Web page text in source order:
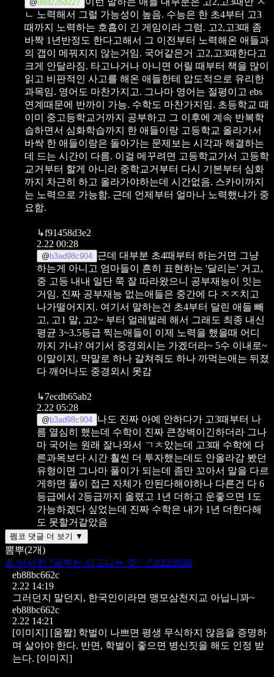
@d8d22bd227
ㄴ 노력해서 그럴 가능성이 높음. 수능은 한 초4부터 고3
때까지 노력하는 호흡이 긴 게임이라 그럼. 고2,고3때 좀
바짝 1년반정도 한다고해서 그 이전부터 노력해온 애들과
의 갭이 메꿔지지 않는거임. 국어같은거 고2,고3때한다고
크게 안달라짐. 타고나거나 아니면 어릴 때부터 책을 많이
읽고 비판적인 사고를 해온 애들한테 압도적으로 유리한
과목임. 영어도 마찬가지고. 그나마 영어는 절평이고 ebs
연계때문에 반까이 가능. 수학도 마찬가지임. 초등학교 때
이미 중고등학교거까지 공부하고 그 이후에 계속 반복학
습하면서 심화학습까지 한 애들이랑 고등학교 올라가서
바싹 한 애들이랑은 돌아가는 문제보는 시각과 해결하는
데 드는 시간이 다름. 이걸 메꾸려면 고등학교가서 고등학
교거부터 할게 아니라 중학교거부터 다시 기본부터 심화
까지 차근히 하고 올라가야하는데 시간없음. 스카이까지
는 노력으로 가능함. 근데 언제부터 얼마나 노력했냐가 중
요함.
↳f91458d3e2
2.22 00:28
@ b3ad98c904 근데 대부분 초4때부터 하는거면 그냥
하는게 아니고 엄마들이 흔히 표현하는 '달리는' 거고,
중 고등 내내 일단 쭉 잘 따라왔으니 공부재능이 잇는
거임. 진짜 공부재능 없는애들은 중간에 다 ㅈㅈ치고
나가떨어지지. 여기서 말하는건 초4부터 달린 애들 빼
고, 고1 말, 고2~ 부터 얼레벌레 해서 그래도 최종 내신
평균 3~3.5등급 찍는애들이 이제 노력을 했을때 어디
까지 가냐? 여기서 중경외시는 가겠더라~ 5수 이내로~
이말이지. 막말로 하나 갈쳐줘도 하나 까먹는애는 뒤졌
다 깨어나도 중경외시 못감
↳7ecdb65ab2
2.22 05:28
@ b3ad98c904 나도 진짜 아예 안하다가 고3때부터 나
름 열심히 했는데 수학이 진짜 큰장벽이긴하더라 그나
마 국어는 원래 잘나와서 ㄱㅊ았는데 고3때 수학에 다
른과목보다 시간 훨씬 더 투자했는데도 안올라감 봤던
유형이면 그나마 풀이가 되는데 좀만 꼬아서 말을 다르
게하면 풀이 접근 자체가 안된다해야하나 다른건 다 6
등급에서 2등급까지 올렸고 1년 더하고 운좋으면 1도
가능하겠다 싶었는데 진짜 수학은 내가 1년 더한다해
도 못할거같았음
펨코 댓글 더 보기 ▼
뽐뿌(2개)
📄 이서진 "공부는 타고나는 것" ↗ 2/22/2026
eb88bc662c
2.22 14:19
그러던지 말던지, 한국인이라면 맹모삼천지교 아닙니꽈~
eb88bc662c
2.22 14:21
[이미지] [움짤] 학벌이 나쁘면 평생 무식하지 않음을 증명하
며 살야야 한다. 반면, 학벌이 좋으면 병신짓을 해도 인정 받
는다. [이미지]